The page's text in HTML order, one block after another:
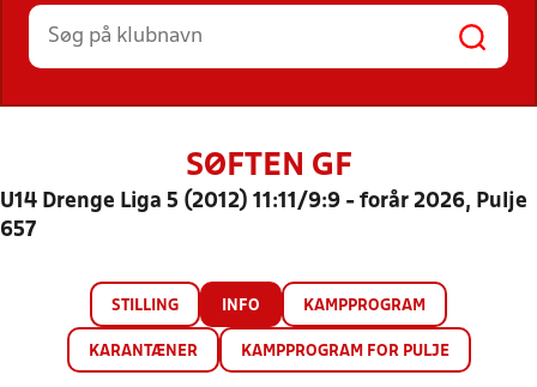
HOLD
SØFTEN GF
U14 Drenge Liga 5 (2012) 11:11/9:9 - forår 2026, Pulje
657
STILLING INFO KAMPPROGRAM
KARANTÆNER KAMPPROGRAM FOR PULJE